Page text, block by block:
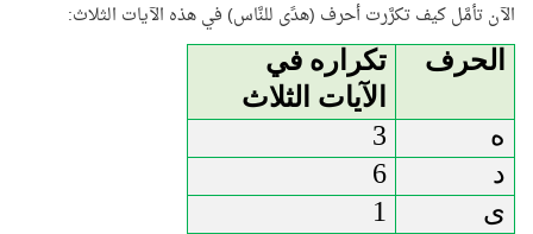
الآن تأمَّل كيف تكرَّرت أحرف (هدًى للنَّاس) في هذه الآيات الثلاث:
الحرف
تكراره في
الآيات الثلاث
ه
3
د
6
ى
1